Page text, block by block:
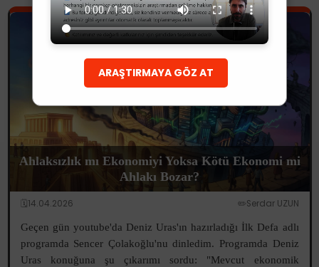
Akademik
Ahlaksızlık mı Ekonomiyi Yoksa Kötü Ekonomi mi
Ahlakı Bozar?
🗓️14.04.2026 ✏️Serdar UZUN
Geçen gün youtube'da Deniz Uras'ın hazırladığı İlk Defa adlı
programda Sencer Çolakoğlu'nu dinledim. Programda Deniz
Uras konuğuna şu çıkarımı sordu: "Mevcut ekonomik
ARAŞTIRMAYA GÖZ AT